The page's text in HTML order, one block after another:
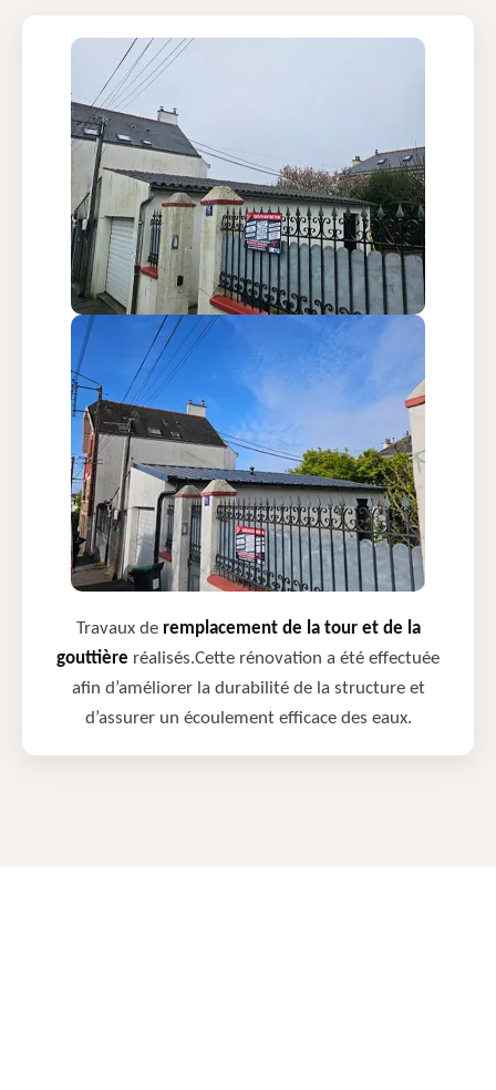
Travaux de remplacement de la tour et de la
gouttière réalisés.Cette rénovation a été effectuée
afin d’améliorer la durabilité de la structure et
d’assurer un écoulement efficace des eaux.